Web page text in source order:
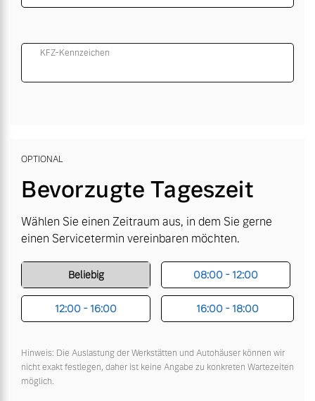
KFZ-Kennzeichen
OPTIONAL
Bevorzugte Tageszeit
Wählen Sie einen Zeitraum aus, in dem Sie gerne
einen Servicetermin vereinbaren möchten.
Beliebig 08:00 - 12:00
12:00 - 16:00 16:00 - 18:00
Hinweis: Die Auslastung der Werkstätten und Autohäuser können wir
nicht exakt festlegen, daher ist keine Angabe zu konkreten Wartezeiten
möglich.